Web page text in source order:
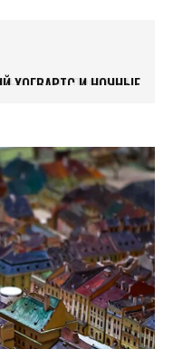
И НОЧНЫЕ
СООРУЖЕНИЙ